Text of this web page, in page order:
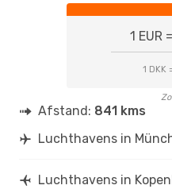
- CPH
LufthansaDirect
1 EUR
1 DKK
Afstand: 841 kms
Luchthavens in
Luchthavens in